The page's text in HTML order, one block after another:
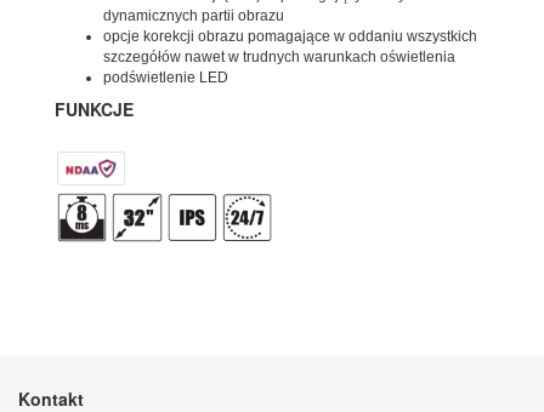
dynamicznych partii obrazu
opcje korekcji obrazu pomagające w oddaniu wszystkich
szczegółów nawet w trudnych warunkach oświetlenia
podświetlenie LED
FUNKCJE
Kontakt